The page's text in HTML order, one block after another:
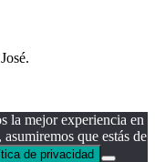
la mejor experiencia en
que estás de
de privacidad